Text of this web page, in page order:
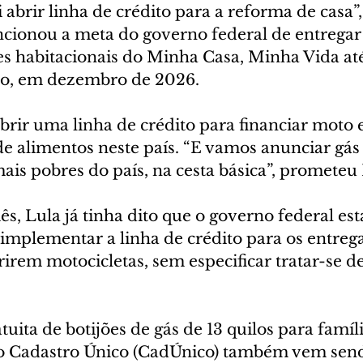
abrir linha de crédito para a reforma de
a meta do governo federal de
habitacionais do Minha Casa, Minha Vida
em dezembro de 2026.
uma linha de crédito para financiar moto
alimentos neste país. “E vamos anunciar
pobres do país, na cesta básica”,
Lula já tinha dito que o governo federal
a linha de crédito para os
motocicletas, sem especificar tratar-se
de botijões de gás de 13 quilos para
Cadastro Único (CadÚnico) também vem